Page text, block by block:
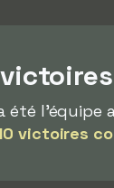
été l'équipe
victoires